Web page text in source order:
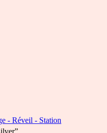
- Réveil - Station